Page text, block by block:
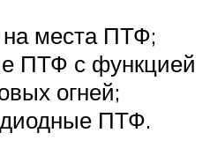
на места ПТФ;
ПТФ с функцией
огней;
ПТФ.